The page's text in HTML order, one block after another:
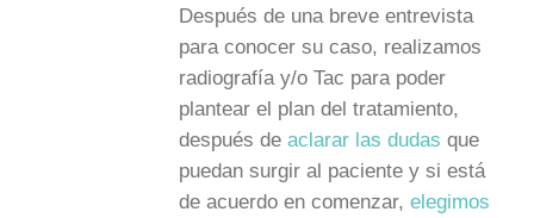
Después de una breve entrevista
para conocer su caso, realizamos
radiografía y/o Tac para poder
plantear el plan del tratamiento,
después de aclarar las dudas que
puedan surgir al paciente y si está
de acuerdo en comenzar, elegimos